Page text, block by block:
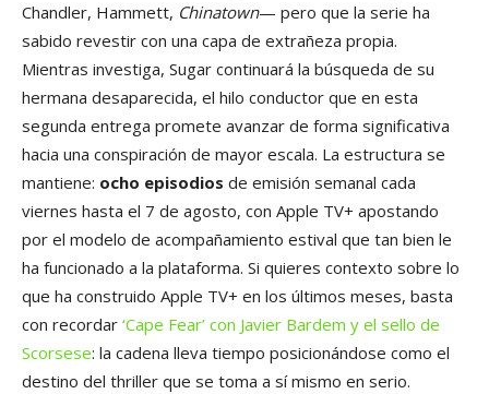
Chandler, Hammett, Chinatown— pero que la serie ha
sabido revestir con una capa de extrañeza propia.
Mientras investiga, Sugar continuará la búsqueda de su
hermana desaparecida, el hilo conductor que en esta
segunda entrega promete avanzar de forma significativa
hacia una conspiración de mayor escala. La estructura se
mantiene: ocho episodios de emisión semanal cada
viernes hasta el 7 de agosto, con Apple TV+ apostando
por el modelo de acompañamiento estival que tan bien le
ha funcionado a la plataforma. Si quieres contexto sobre lo
que ha construido Apple TV+ en los últimos meses, basta
con recordar ‘Cape Fear’ con Javier Bardem y el sello de
Scorsese: la cadena lleva tiempo posicionándose como el
destino del thriller que se toma a sí mismo en serio.